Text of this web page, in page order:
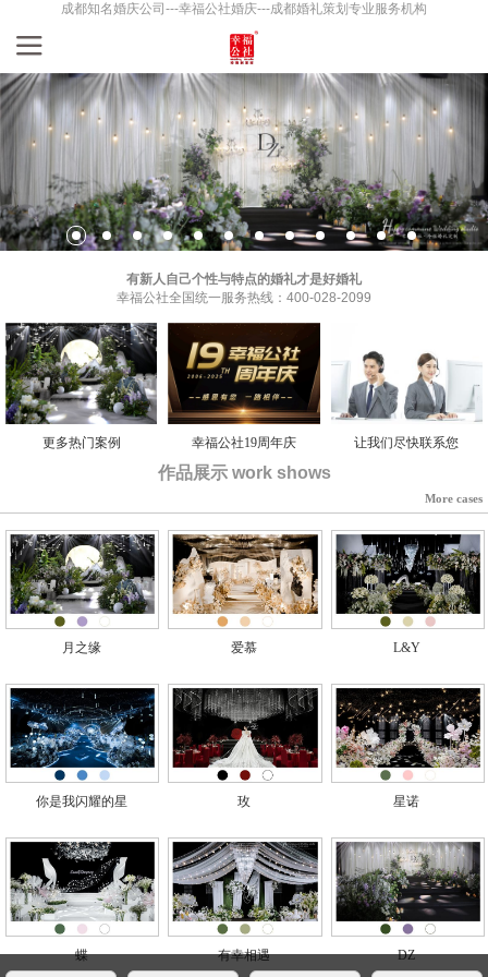
成都知名婚庆公司---幸福公社婚庆---成都婚礼策划专业服务机构
有新人自己个性与特点的婚礼才是好婚礼
幸福公社全国统一服务热线：400-028-2099
更多热门案例 幸福公社19周年庆 让我们尽快联系您
作品展示 work shows
More cases
月之缘 爱慕 L&Y
你是我闪耀的星 玫 星诺
蝶 有幸相遇 DZ